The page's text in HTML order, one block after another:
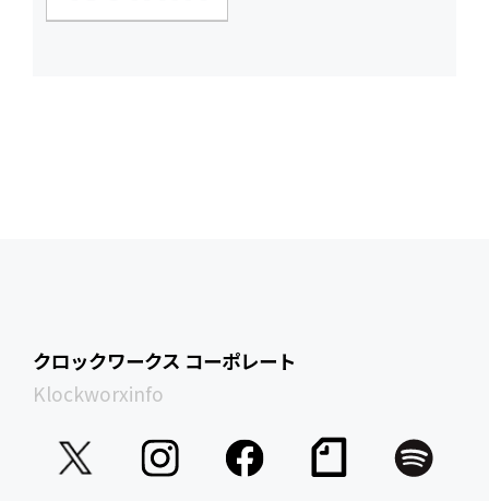
クロックワークス コーポレート
Klockworxinfo